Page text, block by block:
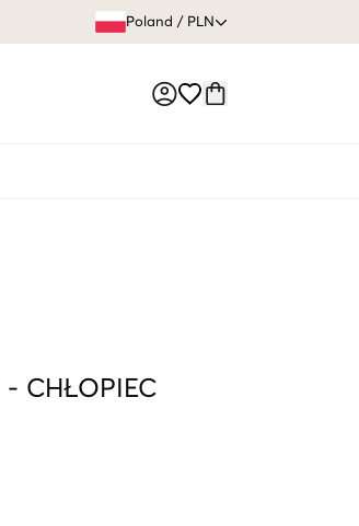
Poland / PLN
- CHŁOPIEC